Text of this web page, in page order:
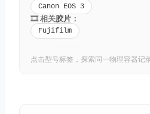
Canon EOS 3
🎞️ 相关胶片 ：
Fujifilm
点击型号标签，探索同一物理容器记